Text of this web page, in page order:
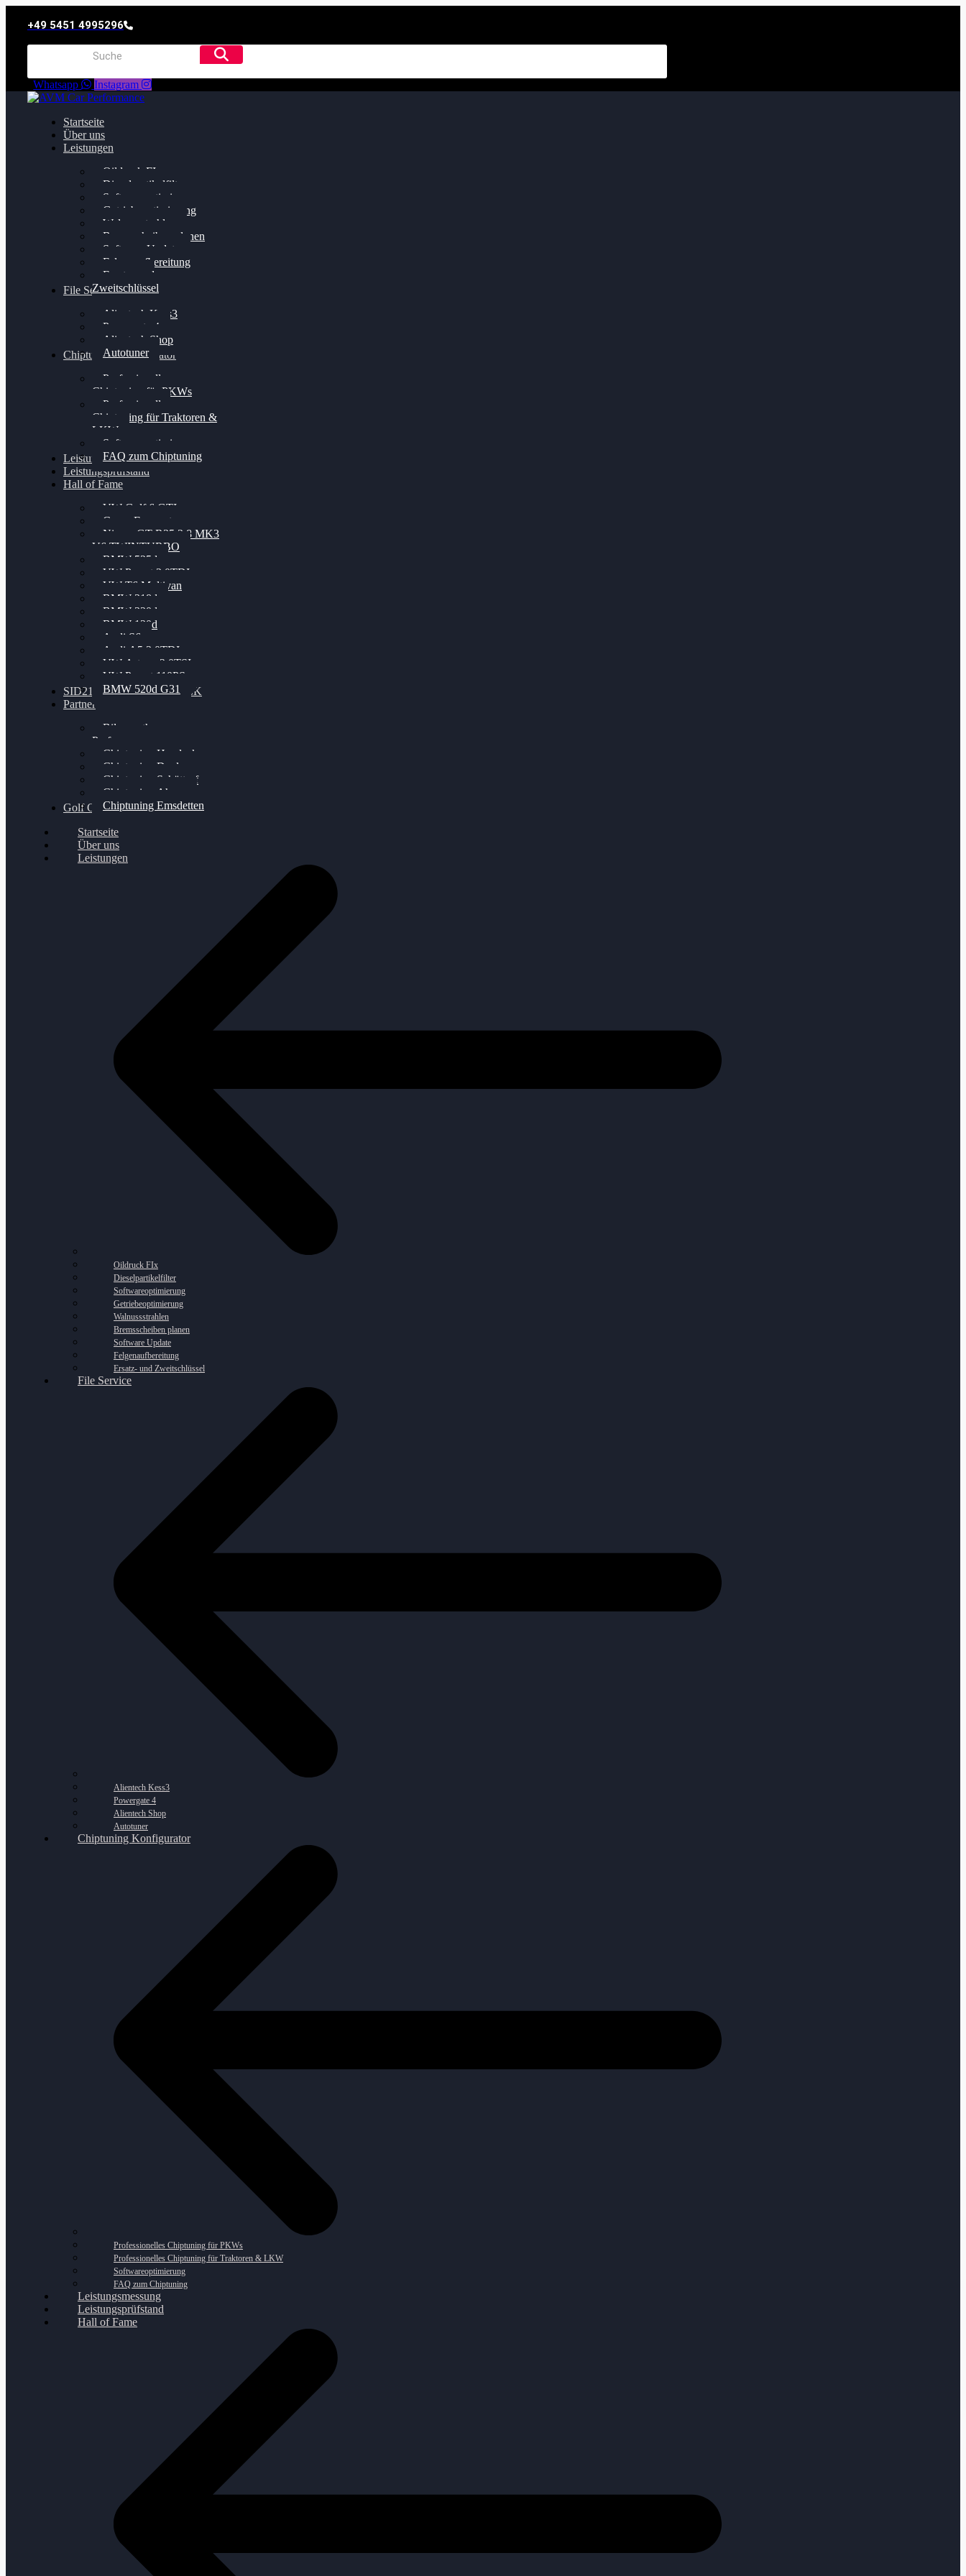
+49 5451 4995296
Whatsapp Instagram
Startseite
Über uns
Leistungen
Oildruck FIx
Dieselpartikelfilter
Softwareoptimierung
Getriebeoptimierung
Walnussstrahlen
Bremsscheiben planen
Software Update
Felgenaufbereitung
Ersatz- und
Zweitschlüssel
File Service
Alientech Kess3
Powergate 4
Alientech Shop
Autotuner
Chiptuning Konfigurator
Professionelles
Chiptuning für PKWs
Professionelles
Chiptuning für Traktoren &
LKW
Softwareoptimierung
FAQ zum Chiptuning
Leistungsmessung
Leistungsprüfstand
Hall of Fame
VW Golf 6 GTI
Cupra Formentor
Nissan GT-R35 3.8 MK3
V6 TWINTURBO
BMW 525d
VW Passat 2.0TDI
VW T6 Multivan
BMW 318d
BMW 320d
BMW 120d
Audi S6
Audi A5 3.0TDI
VW Arteon 2.0TSI
VW Passat 110PS
BMW 520d G31
SID212 / 212EVO UNLOCK
Partner
Bilgenroth
Performance
Chiptuning Herzlacke
Chiptuning Duelmen
Chiptuning Schüttorf
Chiptuning Ahaus
Chiptuning Emsdetten
Golf Gewinnspiel
Startseite
Über uns
Leistungen
Oildruck FIx
Dieselpartikelfilter
Softwareoptimierung
Getriebeoptimierung
Walnussstrahlen
Bremsscheiben planen
Software Update
Felgenaufbereitung
Ersatz- und Zweitschlüssel
File Service
Alientech Kess3
Powergate 4
Alientech Shop
Autotuner
Chiptuning Konfigurator
Professionelles Chiptuning für PKWs
Professionelles Chiptuning für Traktoren & LKW
Softwareoptimierung
FAQ zum Chiptuning
Leistungsmessung
Leistungsprüfstand
Hall of Fame